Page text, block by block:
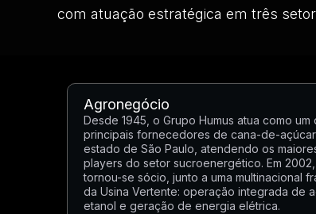
com atuação estratégica em três
Agronegócio
Desde 1945, o Grupo Humus atua como um
principais fornecedores de cana-de-
estado de São Paulo, atendendo os
players do setor sucroenergético. Em 2002,
tornou-se sócio, junto a uma multinacional
da Usina Vertente: operação integrada de
etanol e geração de energia elétrica.